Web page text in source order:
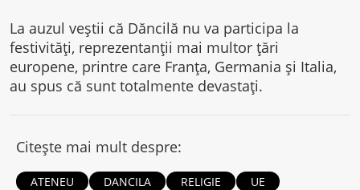
La auzul veştii că Dăncilă nu va participa la
festivităţi, reprezentanţii mai multor ţări
europene, printre care Franţa, Germania şi Italia,
au spus că sunt totalmente devastaţi.
Citește mai mult despre:
ATENEU DANCILA RELIGIE UE